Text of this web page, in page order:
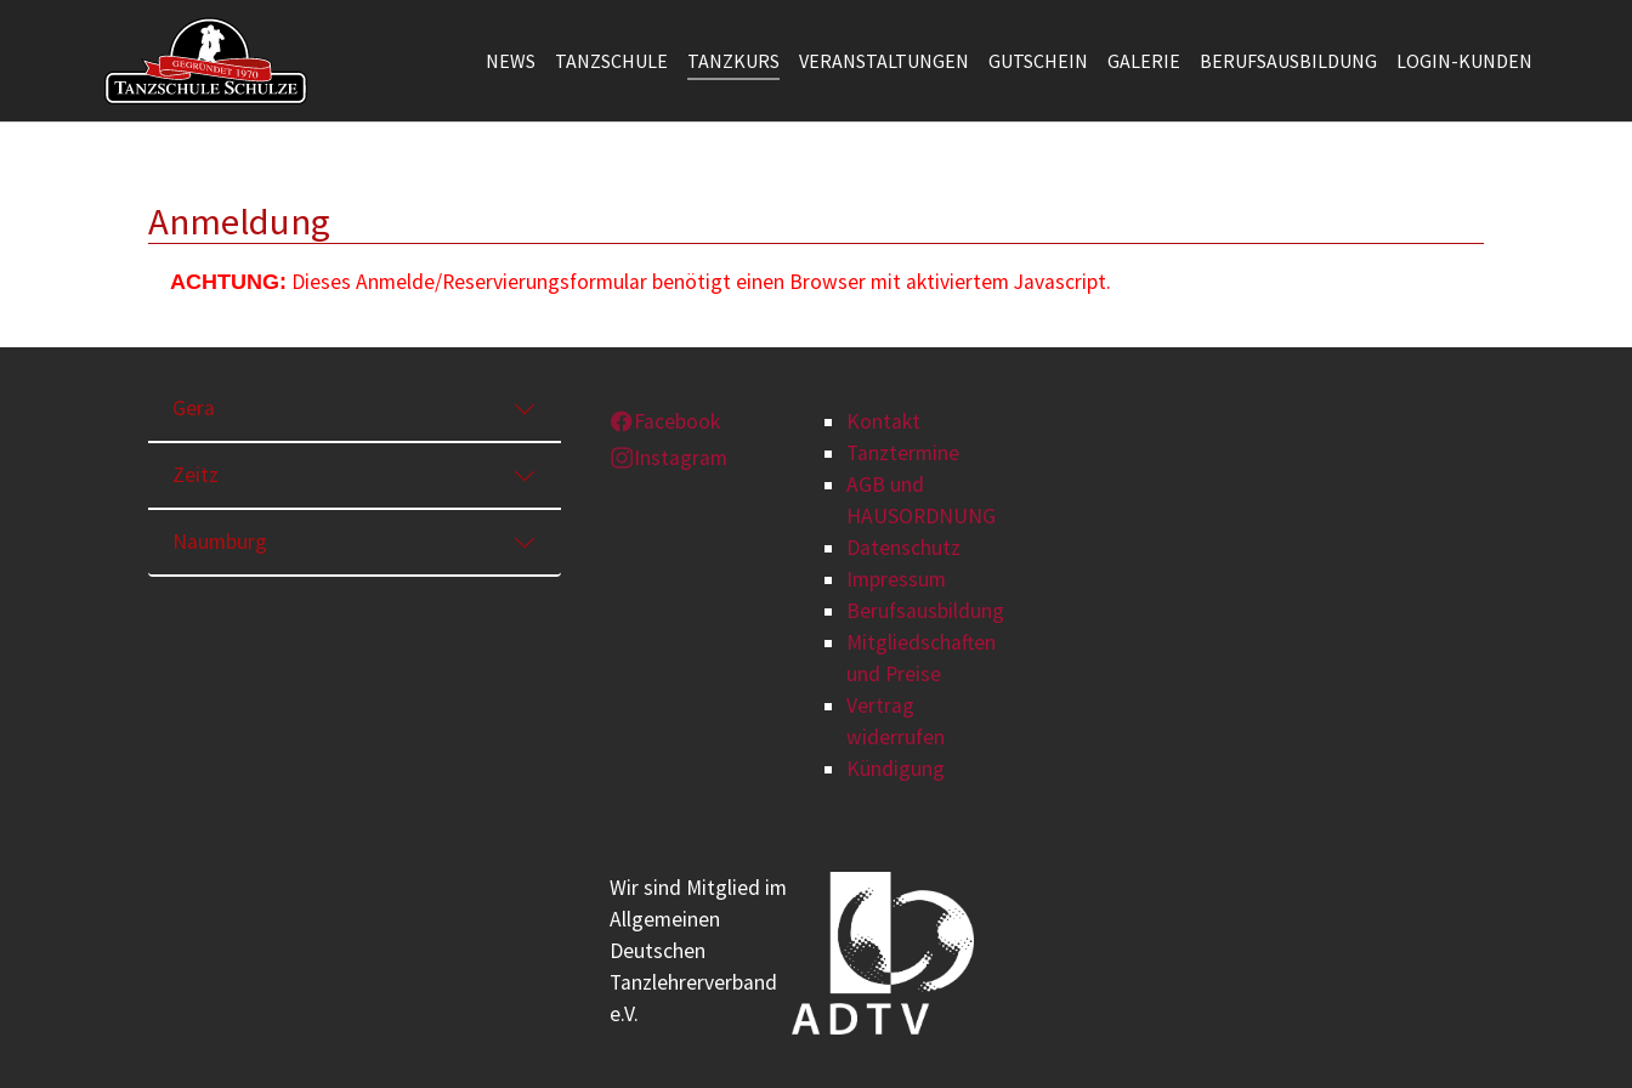
NEWS TANZSCHULE TANZKURS VERANSTALTUNGEN GUTSCHEIN GALERIE BERUFSAUSBILDUNG LOGIN-KUNDEN
Anmeldung
ACHTUNG: Dieses Anmelde/Reservierungsformular benötigt einen Browser mit aktiviertem Javascript.
Gera
Zeitz
Naumburg
Facebook
Instagram
Kontakt
Tanztermine
AGB und
HAUSORDNUNG
Datenschutz
Impressum
Berufsausbildung
Mitgliedschaften
und Preise
Vertrag
widerrufen
Kündigung
Wir sind Mitglied im
Allgemeinen
Deutschen
Tanzlehrerverband
e.V.